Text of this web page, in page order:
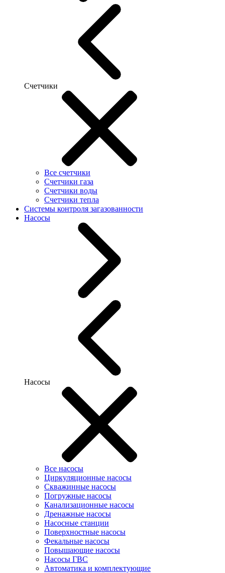
Счетчики
Все счетчики
Счетчики газа
Счетчики воды
Счетчики тепла
Системы контроля загазованности
Насосы
Насосы
Все насосы
Циркуляционные насосы
Скважинные насосы
Погружные насосы
Канализационные насосы
Дренажные насосы
Насосные станции
Поверхностные насосы
Фекальные насосы
Повышающие насосы
Насосы ГВС
Автоматика и комплектующие